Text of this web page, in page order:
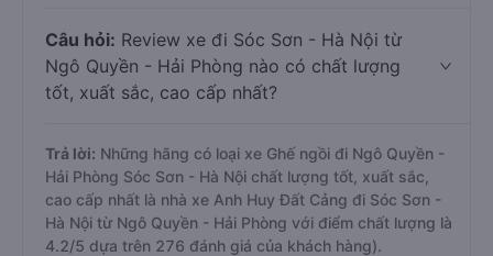
Câu hỏi: Review xe đi Sóc Sơn - Hà Nội từ
Ngô Quyền - Hải Phòng nào có chất lượng
tốt, xuất sắc, cao cấp nhất?
Trả lời: Những hãng có loại xe Ghế ngồi đi Ngô Quyền -
Hải Phòng Sóc Sơn - Hà Nội chất lượng tốt, xuất sắc,
cao cấp nhất là nhà xe Anh Huy Đất Cảng đi Sóc Sơn -
Hà Nội từ Ngô Quyền - Hải Phòng với điểm chất lượng là
4.2/5 dựa trên 276 đánh giá của khách hàng).